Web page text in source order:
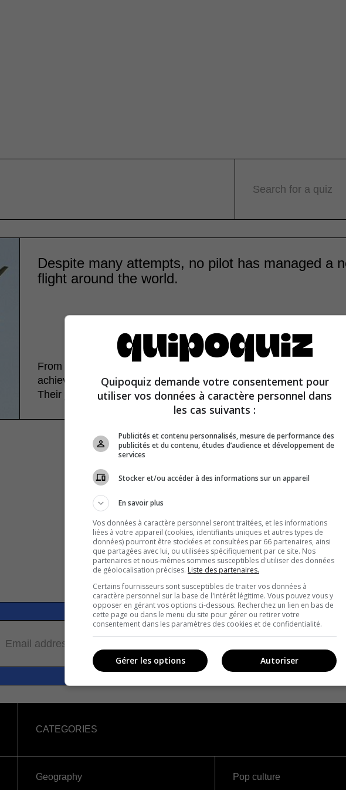
Search for a quiz
Despite many attempts, no pilot has managed a
flight around the world.
From December 13 to 23, 1986, Dick Rutan and Jeana Yeager
achieved the first non-stop flight around the world, and without
Their journey lasted 216 hours 3 minutes 44 seconds.
Email address
CATEGORIES
Geography
Pop culture
Quipoquiz demande votre consentement pour
utiliser vos données à caractère personnel dans
les cas suivants :
Publicités et contenu personnalisés, mesure de performance des
publicités et du contenu, études d’audience et développement de
services
Stocker et/ou accéder à des informations sur un appareil
En savoir plus
Vos données à caractère personnel seront traitées, et les informations
liées à votre appareil (cookies, identifiants uniques et autres types de
données) pourront être stockées et consultées par 66 partenaires, ainsi
que partagées avec lui, ou utilisées spécifiquement par ce site. Nos
partenaires et nous-mêmes sommes susceptibles d'utiliser des données
de géolocalisation précises. Liste des partenaires.
Certains fournisseurs sont susceptibles de traiter vos données à
caractère personnel sur la base de l'intérêt légitime. Vous pouvez vous y
opposer en gérant vos options ci-dessous. Recherchez un lien en bas de
cette page ou dans le menu du site pour gérer ou retirer votre
consentement dans les paramètres des cookies et de confidentialité.
Autoriser
Gérer les options